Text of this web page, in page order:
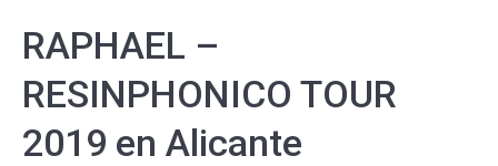
RAPHAEL –
RESINPHONICO TOUR
2019 en Alicante